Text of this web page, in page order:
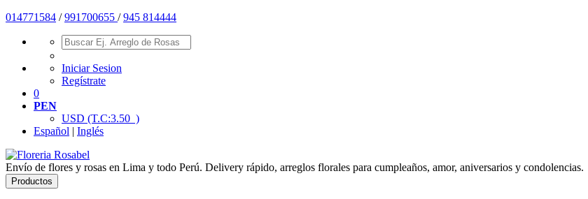
014771584 /991700655 /945 814444
Iniciar Sesion
Regístrate
0
PEN
USD (T.C:3.50 )
Español | Inglés
Envío de flores y rosas en Lima y todo Perú. Delivery rápido, arreglos florales para cumpleaños, amor, aniversarios y condolencias.
Productos